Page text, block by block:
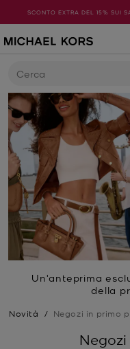
SCONTO EXTRA DEL 15% SUI
Cerca
Un'anteprima
della
Novità / Negozi in primo